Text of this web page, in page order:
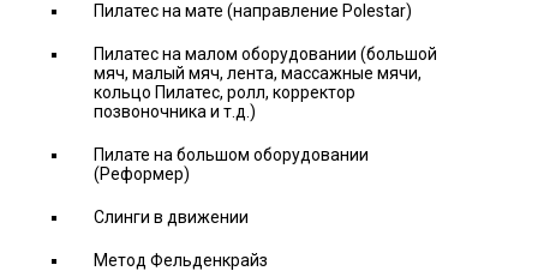
Пилатес на мате (направление Polestar)
Пилатес на малом оборудовании (большой
мяч, малый мяч, лента, массажные мячи,
кольцо Пилатес, ролл, корректор
позвоночника и т.д.)
Пилате на большом оборудовании
(Реформер)
Слинги в движении
Метод Фельденкрайз